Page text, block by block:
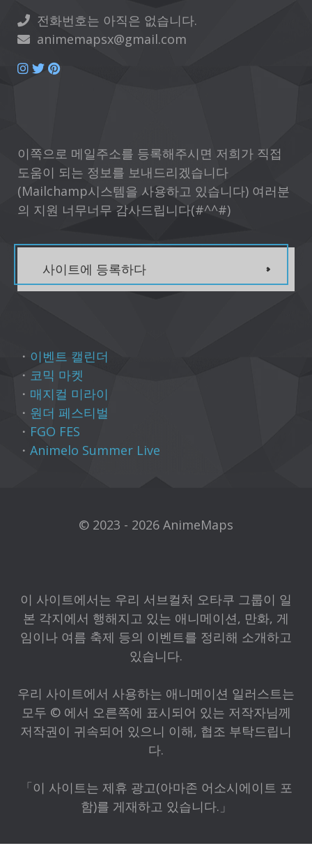
전화번호는 아직은 없습니다.
animemapsx@gmail.com
이쪽으로 메일주소를 등록해주시면 저희가 직접
도움이 되는 정보를 보내드리겠습니다
(Mailchamp시스템을 사용하고 있습니다) 여러분
의 지원 너무너무 감사드립니다(#^^#)
사이트에 등록하다
・ 이벤트 캘린더
・ 코믹 마켓
・ 매지컬 미라이
・ 원더 페스티벌
・ FGO FES
・ Animelo Summer Live
© 2023 - 2026 AnimeMaps
이 사이트에서는 우리 서브컬처 오타쿠 그룹이 일
본 각지에서 행해지고 있는 애니메이션, 만화, 게
임이나 여름 축제 등의 이벤트를 정리해 소개하고
있습니다.
우리 사이트에서 사용하는 애니메이션 일러스트는
모두 © 에서 오른쪽에 표시되어 있는 저작자님께
저작권이 귀속되어 있으니 이해, 협조 부탁드립니
다.
「이 사이트는 제휴 광고(아마존 어소시에이트 포
함)를 게재하고 있습니다.」